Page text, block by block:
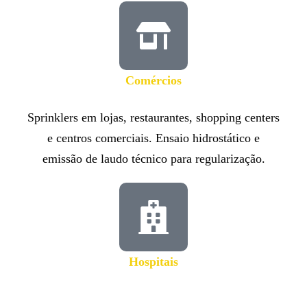
Comércios
Sprinklers em lojas, restaurantes, shopping centers
e centros comerciais. Ensaio hidrostático e
emissão de laudo técnico para regularização.
Hospitais